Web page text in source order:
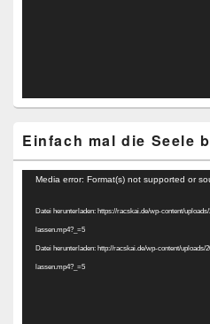
Einfach mal die Seele
Video-
Media error: Format(s) not supported or
Datei herunterladen: https://racskai.de/wp-content/
lassen.mp4?_=5
Datei herunterladen: http://racskai.de/wp-content/
lassen.mp4?_=5